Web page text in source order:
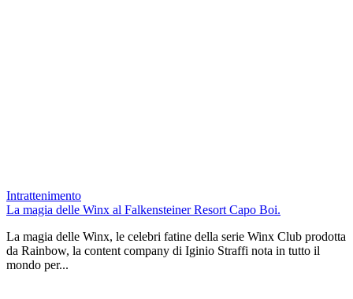
Intrattenimento
La magia delle Winx al Falkensteiner Resort Capo Boi.
La magia delle Winx, le celebri fatine della serie Winx Club prodotta
da Rainbow, la content company di Iginio Straffi nota in tutto il
mondo per...